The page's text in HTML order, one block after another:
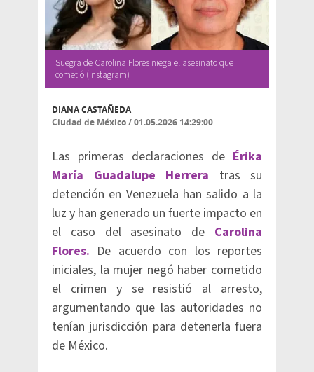
Suegra de Carolina Flores niega el asesinato que
cometió (Instagram)
DIANA CASTAÑEDA
Ciudad de México/01.05.2026 14:29:00
Las primeras declaraciones de Érika
María Guadalupe Herrera tras su
detención en Venezuela han salido a la
luz y han generado un fuerte impacto en
el caso del asesinato de Carolina
Flores. De acuerdo con los reportes
iniciales, la mujer negó haber cometido
el crimen y se resistió al arresto,
argumentando que las autoridades no
tenían jurisdicción para detenerla fuera
de México.